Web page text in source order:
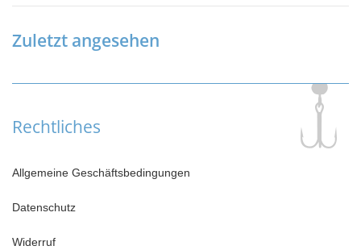
Zuletzt angesehen
Rechtliches
Allgemeine Geschäftsbedingungen
Datenschutz
Widerruf